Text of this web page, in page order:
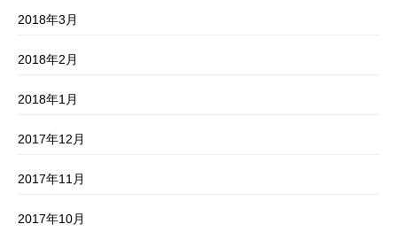
2018年3月
2018年2月
2018年1月
2017年12月
2017年11月
2017年10月